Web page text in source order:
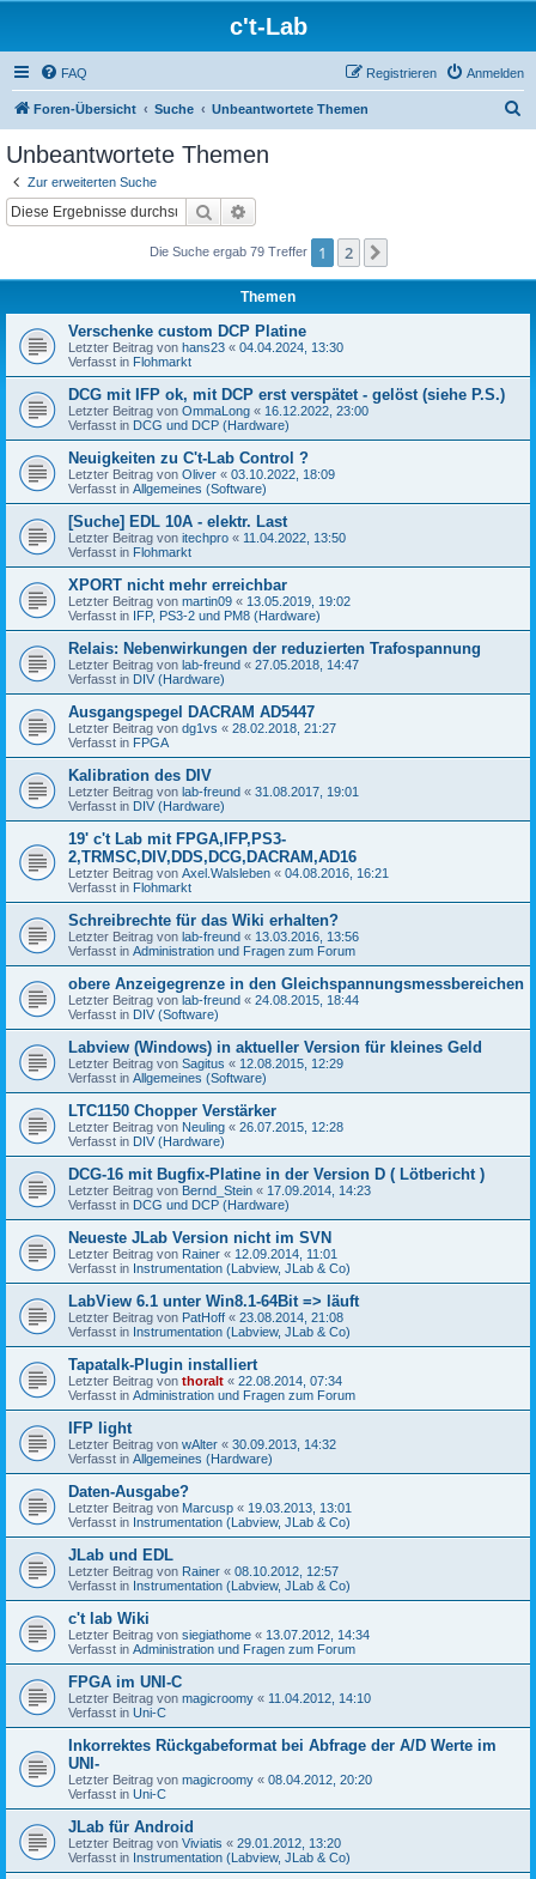
c't-Lab
FAQ Anmelden
Registrieren
Foren-Übersicht Suche Unbeantwortete Themen
Unbeantwortete Themen
Zur erweiterten Suche
Suche
Die Suche ergab 79 Treffer 1 2
Themen
Verschenke custom DCP Platine
Letzter Beitrag von hans23 « 04.04.2024, 13:30
Verfasst in Flohmarkt
DCG mit IFP ok, mit DCP erst verspätet - gelöst (siehe P.S.)
Letzter Beitrag von OmmaLong « 16.12.2022, 23:00
Verfasst in DCG und DCP (Hardware)
Neuigkeiten zu C't-Lab Control ?
Letzter Beitrag von Oliver « 03.10.2022, 18:09
Verfasst in Allgemeines (Software)
[Suche] EDL 10A - elektr. Last
Letzter Beitrag von itechpro « 11.04.2022, 13:50
Verfasst in Flohmarkt
XPORT nicht mehr erreichbar
Letzter Beitrag von martin09 « 13.05.2019, 19:02
Verfasst in IFP, PS3-2 und PM8 (Hardware)
Relais: Nebenwirkungen der reduzierten Trafospannung
Letzter Beitrag von lab-freund « 27.05.2018, 14:47
Verfasst in DIV (Hardware)
Ausgangspegel DACRAM AD5447
Letzter Beitrag von dg1vs « 28.02.2018, 21:27
Verfasst in FPGA
Kalibration des DIV
Letzter Beitrag von lab-freund « 31.08.2017, 19:01
Verfasst in DIV (Hardware)
19' c't Lab mit FPGA,IFP,PS3-
2,TRMSC,DIV,DDS,DCG,DACRAM,AD16
Letzter Beitrag von Axel.Walsleben « 04.08.2016, 16:21
Verfasst in Flohmarkt
Schreibrechte für das Wiki erhalten?
Letzter Beitrag von lab-freund « 13.03.2016, 13:56
Verfasst in Administration und Fragen zum Forum
obere Anzeigegrenze in den Gleichspannungsmessbereichen
Letzter Beitrag von lab-freund « 24.08.2015, 18:44
Verfasst in DIV (Software)
Labview (Windows) in aktueller Version für kleines Geld
Letzter Beitrag von Sagitus « 12.08.2015, 12:29
Verfasst in Allgemeines (Software)
LTC1150 Chopper Verstärker
Letzter Beitrag von Neuling « 26.07.2015, 12:28
Verfasst in DIV (Hardware)
DCG-16 mit Bugfix-Platine in der Version D ( Lötbericht )
Letzter Beitrag von Bernd_Stein « 17.09.2014, 14:23
Verfasst in DCG und DCP (Hardware)
Neueste JLab Version nicht im SVN
Letzter Beitrag von Rainer « 12.09.2014, 11:01
Verfasst in Instrumentation (Labview, JLab & Co)
LabView 6.1 unter Win8.1-64Bit => läuft
Letzter Beitrag von PatHoff « 23.08.2014, 21:08
Verfasst in Instrumentation (Labview, JLab & Co)
Tapatalk-Plugin installiert
Letzter Beitrag von thoralt « 22.08.2014, 07:34
Verfasst in Administration und Fragen zum Forum
IFP light
Letzter Beitrag von wAlter « 30.09.2013, 14:32
Verfasst in Allgemeines (Hardware)
Daten-Ausgabe?
Letzter Beitrag von Marcusp « 19.03.2013, 13:01
Verfasst in Instrumentation (Labview, JLab & Co)
JLab und EDL
Letzter Beitrag von Rainer « 08.10.2012, 12:57
Verfasst in Instrumentation (Labview, JLab & Co)
c't lab Wiki
Letzter Beitrag von siegiathome « 13.07.2012, 14:34
Verfasst in Administration und Fragen zum Forum
FPGA im UNI-C
Letzter Beitrag von magicroomy « 11.04.2012, 14:10
Verfasst in Uni-C
Inkorrektes Rückgabeformat bei Abfrage der A/D Werte im
UNI-
Letzter Beitrag von magicroomy « 08.04.2012, 20:20
Verfasst in Uni-C
JLab für Android
Letzter Beitrag von Viviatis « 29.01.2012, 13:20
Verfasst in Instrumentation (Labview, JLab & Co)